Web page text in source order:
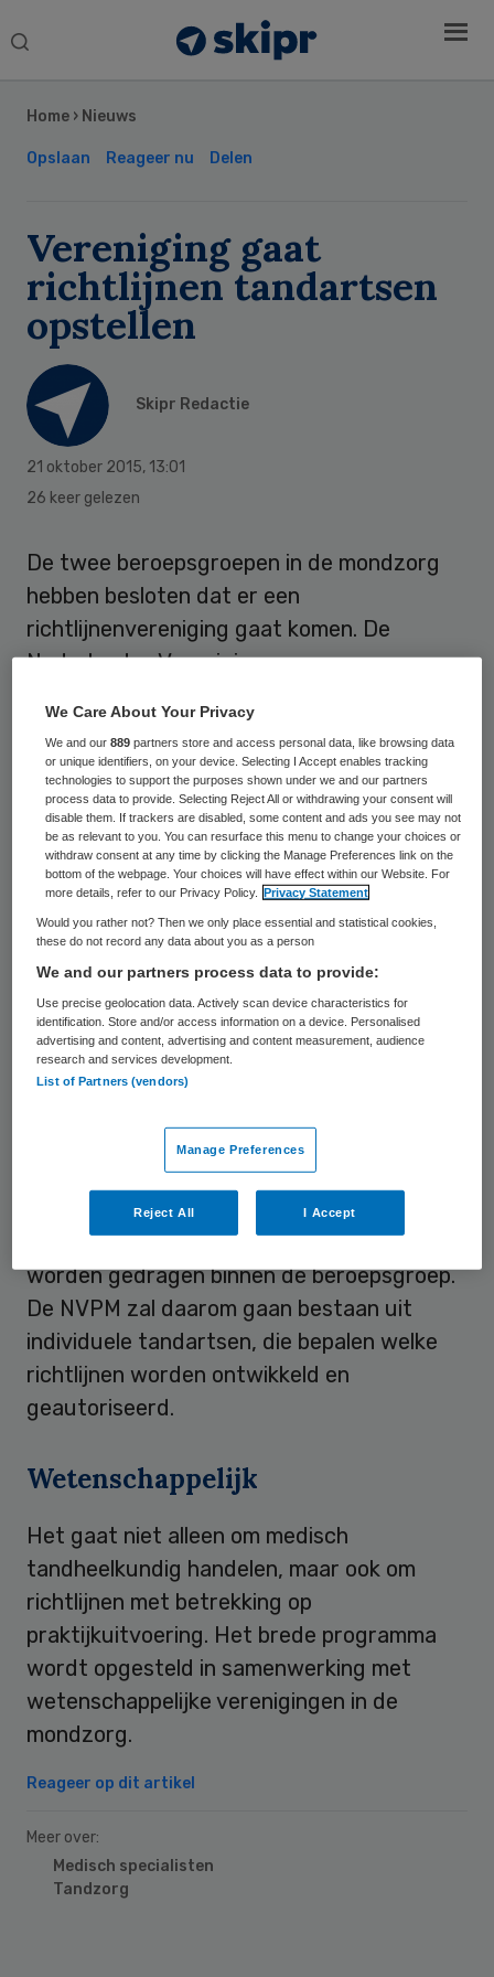
Search
Home › Nieuws
Opslaan Reageer nu Delen
Vereniging gaat
richtlijnen tandartsen
opstellen
Skipr Redactie
21 oktober 2015, 13:01
26 keer gelezen
De twee beroepsgroepen in de mondzorg
hebben besloten dat er een
richtlijnenvereniging gaat komen. De
Nederlandse Vereniging
gaat evidence based richtlijnen borgen en
draagvlak daarvoor vergroten.
HetNederlands Tandartsenbladbericht op
20 oktober over het besluit van de
Koninklijke Nederlandse Maatschappij tot
bevordering der Tandheelkunde (KNMT) en
de Associatie Nederlandse Tandartsen
(ANT).
Haalbaar
en transparantie van de zorg. Alleen: ze
moeten haalbaar zijn. Praktische
toepasbaarheid is daarvoor essentieel.
Maar de richtlijnen moeten ook breed
worden gedragen binnen de beroepsgroep.
De NVPM zal daarom gaan bestaan uit
individuele tandartsen, die bepalen welke
richtlijnen worden ontwikkeld en
geautoriseerd.
Wetenschappelijk
Het gaat niet alleen om medisch
tandheelkundig handelen, maar ook om
richtlijnen met betrekking op
praktijkuitvoering. Het brede programma
wordt opgesteld in samenwerking met
wetenschappelijke verenigingen in de
mondzorg.
Reageer op dit artikel
Meer over:
Medisch specialisten
Tandzorg
Sidebar
We Care About Your Privacy
We and our889 partners store and access personal data, like browsing data
or unique identifiers, on your device. Selecting I Accept enables tracking
technologies to support the purposes shown under we and our partners
process data to provide. Selecting Reject All or withdrawing your consent will
disable them. If trackers are disabled, some content and ads you see may not
be as relevant to you. You can resurface this menu to change your choices or
withdraw consent at any time by clicking the Manage Preferences link on the
bottom of the webpage. Your choices will have effect within our Website. For
more details, refer to our Privacy Policy.
Privacy Statement
Would you rather not? Then we only place essential and statistical cookies,
these do not record any data about you as a person
We and our partners process data to provide:
Use precise geolocation data. Actively scan device characteristics for
identification. Store and/or access information on a device. Personalised
advertising and content, advertising and content measurement, audience
research and services development.
List of Partners (vendors)
Manage Preferences
Reject All I Accept